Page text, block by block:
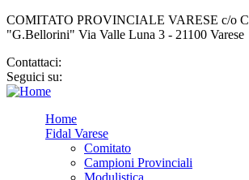
COMITATO PROVINCIALE VARESE c/o
"G.Bellorini" Via Valle Luna 3 - 21100 Varese
Contattaci:
Seguici su:
Home
Fidal Varese
Comitato
Campioni Provinciali
Modulistica